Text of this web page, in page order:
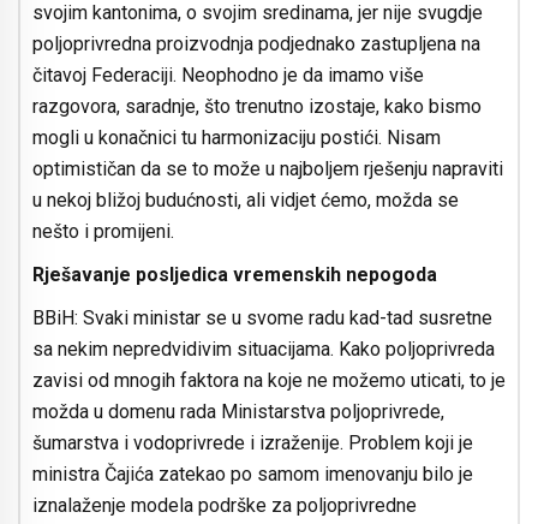
svojim kantonima, o svojim sredinama, jer nije svugdje
poljoprivredna proizvodnja podjednako zastupljena na
čitavoj Federaciji. Neophodno je da imamo više
razgovora, saradnje, što trenutno izostaje, kako bismo
mogli u konačnici tu harmonizaciju postići. Nisam
optimističan da se to može u najboljem rješenju napraviti
u nekoj bližoj budućnosti, ali vidjet ćemo, možda se
nešto i promijeni.
Rješavanje posljedica vremenskih nepogoda
BBiH: Svaki ministar se u svome radu kad-tad susretne
sa nekim nepredvidivim situacijama. Kako poljoprivreda
zavisi od mnogih faktora na koje ne možemo uticati, to je
možda u domenu rada Ministarstva poljoprivrede,
šumarstva i vodoprivrede i izraženije. Problem koji je
ministra Čajića zatekao po samom imenovanju bilo je
iznalaženje modela podrške za poljoprivredne